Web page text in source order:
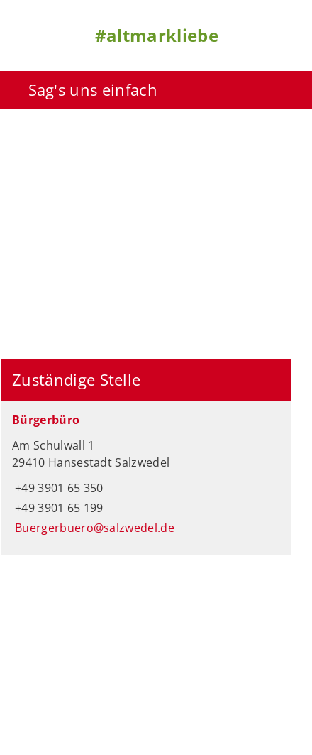
#altmarkliebe
Sag's uns einfach
Zuständige Stelle
Bürgerbüro
Am Schulwall 1
29410 Hansestadt Salzwedel
+49 3901 65 350
+49 3901 65 199
Buergerbuero@salzwedel.de